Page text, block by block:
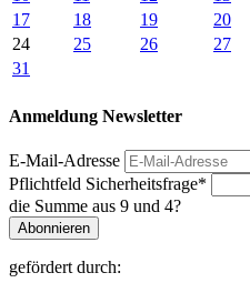
17
18 19 20
24
25 26 27
31
Anmeldung Newsletter
E-Mail-Adresse
Pflichtfeld Sicherheitsfrage*
die Summe aus 9 und 4?
Abonnieren
gefördert durch: